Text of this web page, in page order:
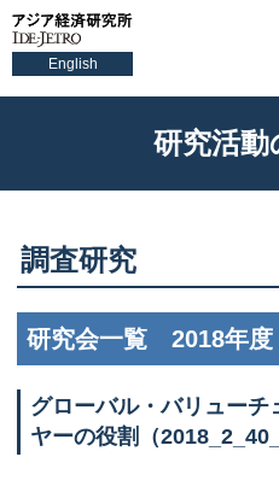
English
研究活動
調査研究
研究会一覧 2018年度
グローバル・バリューチ
ヤーの役割（